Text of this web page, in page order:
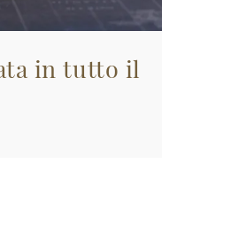
in tutto il